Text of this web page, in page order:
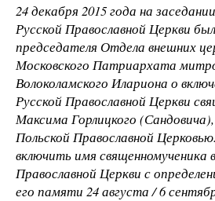
24 декабря 2015 года на
Русской Православной Церкви
председателя Отдела внешних
Московского Патриархата
Волоколамского Илариона о
Русской Православной Церкви
Максима Горлицкого (Сандовича),
Польской Православной
включить имя священномученика
Православной Церкви с
его памяти 24 августа / 6